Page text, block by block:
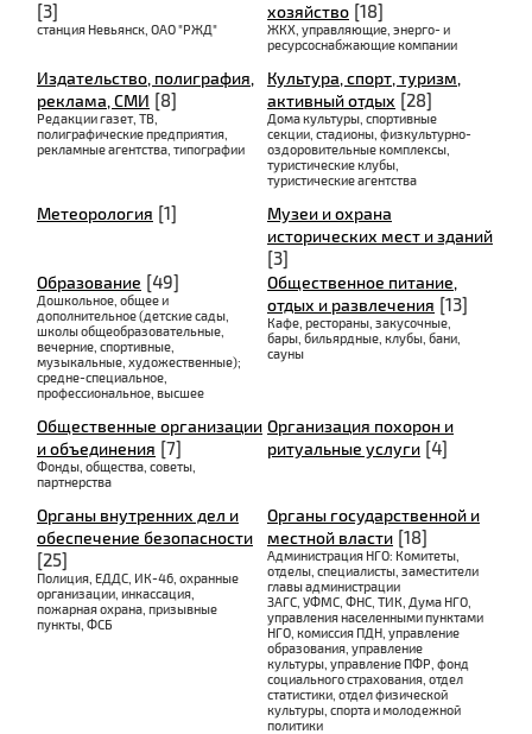
[3]
станция Невьянск, ОАО "РЖД"
хозяйство [18]
ЖКХ, управляющие, энерго- и
ресурсоснабжающие компании
Издательство, полиграфия,
реклама, СМИ [8]
Редакции газет, ТВ,
полиграфические предприятия,
рекламные агентства, типографии
Культура, спорт, туризм,
активный отдых [28]
Дома культуры, спортивные
секции, стадионы, физкультурно-
оздоровительные комплексы,
туристические клубы,
туристические агентства
Метеорология [1]
Музеи и охрана
исторических мест и зданий
[3]
Образование [49]
Дошкольное, общее и
дополнительное (детские сады,
школы общеобразовательные,
вечерние, спортивные,
музыкальные, художественные);
средне-специальное,
профессиональное, высшее
Общественное питание,
отдых и развлечения [13]
Кафе, рестораны, закусочные,
бары, бильярдные, клубы, бани,
сауны
Общественные организации
и объединения [7]
Фонды, общества, советы,
партнерства
Организация похорон и
ритуальные услуги [4]
Органы внутренних дел и
обеспечение безопасности
[25]
Полиция, ЕДДС, ИК-46, охранные
организации, инкассация,
пожарная охрана, призывные
пункты, ФСБ
Органы государственной и
местной власти [18]
Администрация НГО: Комитеты,
отделы, специалисты, заместители
главы администрации
ЗАГС, УФМС, ФНС, ТИК, Дума НГО,
управления населенными пунктами
НГО, комиссия ПДН, управление
образования, управление
культуры, управление ПФР, фонд
социального страхования, отдел
статистики, отдел физической
культуры, спорта и молодежной
политики